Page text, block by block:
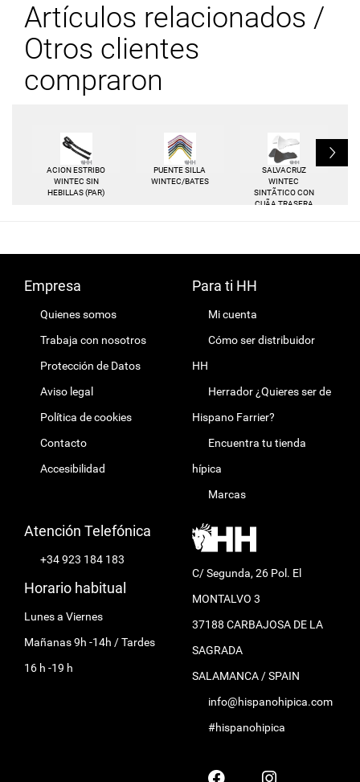
Artículos relacionados /
Otros clientes
compraron
ACION ESTRIBO
WINTEC SIN
HEBILLAS (PAR)
PUENTE SILLA
WINTEC/BATES
SALVACRUZ
WINTEC
SINTÃTICO CON
CUÃA TRASERA
L
Empresa
Quienes somos
Trabaja con nosotros
Protección de Datos
Aviso legal
Política de cookies
Contacto
Accesibilidad
Para ti HH
Mi cuenta
Cómo ser distribuidor
HH
Herrador ¿Quieres ser de
Hispano Farrier?
Encuentra tu tienda
hípica
Marcas
Atención Telefónica
+34 923 184 183
Horario habitual
Lunes a Viernes
Mañanas 9h -14h / Tardes
16 h -19 h
C/ Segunda, 26 Pol. El
MONTALVO 3
37188 CARBAJOSA DE LA
SAGRADA
SALAMANCA / SPAIN
info@hispanohipica.com
#hispanohipica